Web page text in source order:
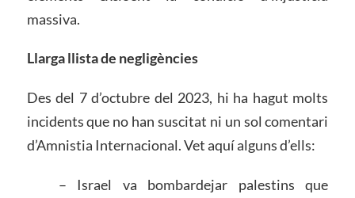
massiva.
Llarga llista de negligències
Des del 7 d’octubre del 2023, hi ha hagut molts
incidents que no han suscitat ni un sol comentari
d’Amnistia Internacional. Vet aquí alguns d’ells:
– Israel va bombardejar palestins que